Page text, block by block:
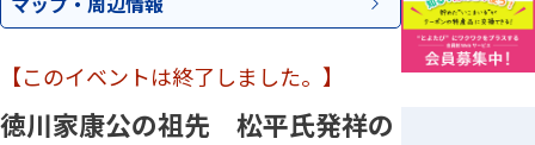
【このイベントは終了しました。】